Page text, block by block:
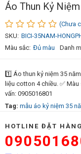
Áo Thun Kỷ
(Chưa
SKU: BICI-35NAM-
Màu sắc: Đủ màu Danh
1️⃣ Áo thun kỷ niệm 35
liệu cotton 4 chiều. ✅
vấn: 0905016801
Tag: mẫu áo kỷ niệm 35
HOTLINE ĐẶT HÀNG